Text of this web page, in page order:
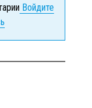
Войдите